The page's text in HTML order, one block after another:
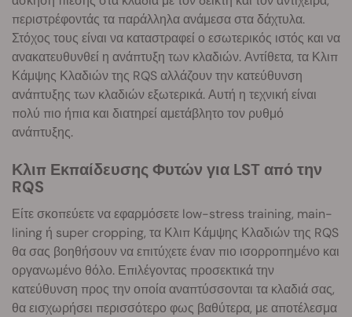
περιστρέφοντάς τα παράλληλα ανάμεσα στα δάχτυλα.
Στόχος τους είναι να καταστραφεί ο εσωτερικός ιστός και να
ανακατευθυνθεί η ανάπτυξη των κλαδιών. Αντίθετα, τα Κλιπ
Κάμψης Κλαδιών της RQS αλλάζουν την κατεύθυνση
ανάπτυξης των κλαδιών εξωτερικά. Αυτή η τεχνική είναι
πολύ πιο ήπια και διατηρεί αμετάβλητο τον ρυθμό
ανάπτυξης.
Κλιπ Εκπαίδευσης Φυτών για LST από την
RQS
Είτε σκοπεύετε να εφαρμόσετε low-stress training, main-
lining ή super cropping, τα Κλιπ Κάμψης Κλαδιών της RQS
θα σας βοηθήσουν να επιτύχετε έναν πιο ισορροπημένο και
οργανωμένο θόλο. Επιλέγοντας προσεκτικά την
κατεύθυνση προς την οποία αναπτύσσονται τα κλαδιά σας,
θα εισχωρήσει περισσότερο φως βαθύτερα, με αποτέλεσμα